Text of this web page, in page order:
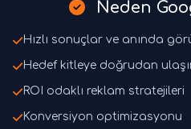
Neden
Hızlı sonuçlar ve anında
Hedef kitleye doğrudan
ROI odaklı reklam stratejileri
Konversiyon optimizasyonu